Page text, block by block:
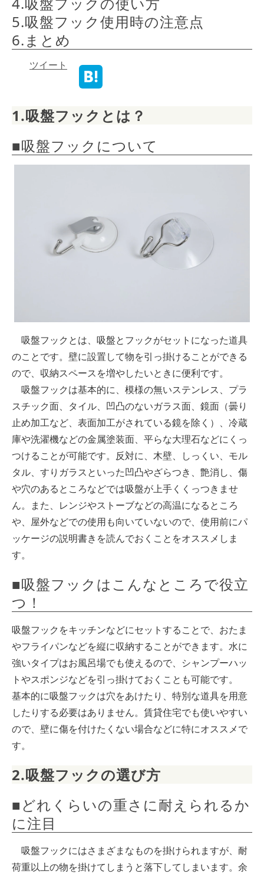
5.吸盤フック使用時の注意点
6.まとめ
ツイート
1.吸盤フックとは？
■吸盤フックについて
吸盤フックとは、吸盤とフックがセットになった道具
のことです。壁に設置して物を引っ掛けることができる
ので、収納スペースを増やしたいときに便利です。
吸盤フックは基本的に、模様の無いステンレス、プラ
スチック面、タイル、凹凸のないガラス面、鏡面（曇り
止め加工など、表面加工がされている鏡を除く）、冷蔵
庫や洗濯機などの金属塗装面、平らな大理石などにくっ
つけることが可能です。反対に、木壁、しっくい、モル
タル、すりガラスといった凹凸やざらつき、艶消し、傷
や穴のあるところなどでは吸盤が上手くくっつきませ
ん。また、レンジやストーブなどの高温になるところ
や、屋外などでの使用も向いていないので、使用前にパ
ッケージの説明書きを読んでおくことをオススメしま
す。
■吸盤フックはこんなところで役立
つ！
吸盤フックをキッチンなどにセットすることで、おたま
やフライパンなどを縦に収納することができます。水に
強いタイプはお風呂場でも使えるので、シャンプーハッ
トやスポンジなどを引っ掛けておくことも可能です。
基本的に吸盤フックは穴をあけたり、特別な道具を用意
したりする必要はありません。賃貸住宅でも使いやすい
ので、壁に傷を付けたくない場合などに特にオススメで
す。
2.吸盤フックの選び方
■どれくらいの重さに耐えられるか
に注目
吸盤フックにはさまざまなものを掛けられますが、耐
荷重以上の物を掛けてしまうと落下してしまいます。余